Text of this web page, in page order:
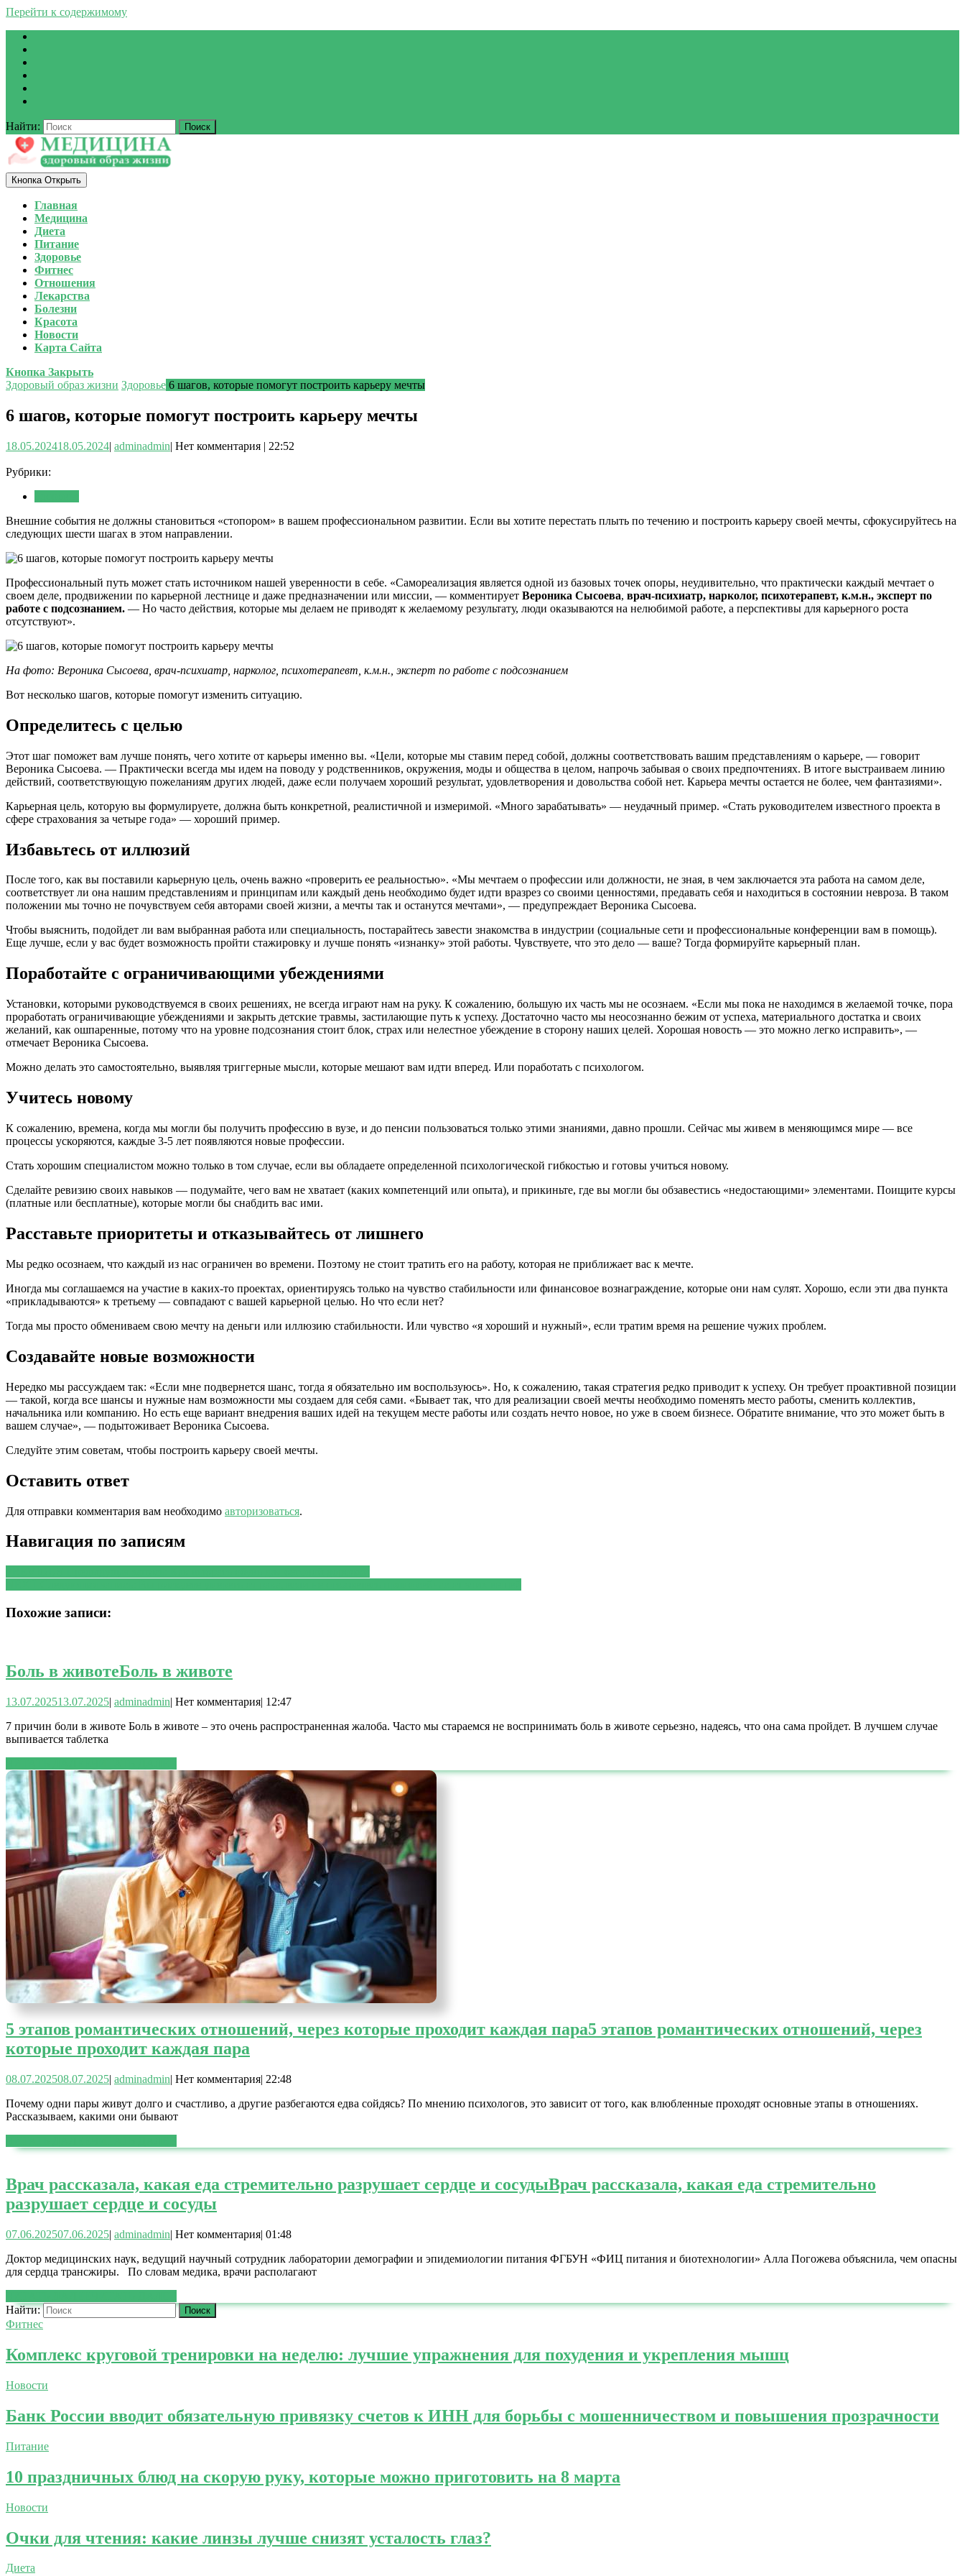
Перейти к содержимому
Найти:
Кнопка Открыть
Главная
Медицина
Диета
Питание
Здоровье
Фитнес
Отношения
Лекарства
Болезни
Красота
Новости
Карта Сайта
Кнопка Закрыть
Здоровый образ жизни Здоровье 6 шагов, которые помогут построить карьеру мечты
6 шагов, которые помогут построить карьеру мечты
18.05.202418.05.2024| adminadmin| Нет комментария | 22:52
Рубрики:
Внешние события не должны становиться «стопором» в вашем профессиональном развитии. Если вы хотите перестать плыть по течению и построить карьеру своей мечты, сфокусируйтесь на
следующих шести шагах в этом направлении.
Профессиональный путь может стать источником нашей уверенности в себе. «Самореализация является одной из базовых точек опоры, неудивительно, что практически каждый мечтает о
своем деле, продвижении по карьерной лестнице и даже предназначении или миссии, — комментирует Вероника Сысоева, врач-психиатр, нарколог, психотерапевт, к.м.н., эксперт по
работе с подсознанием. — Но часто действия, которые мы делаем не приводят к желаемому результату, люди оказываются на нелюбимой работе, а перспективы для карьерного роста
отсутствуют».
На фото: Вероника Сысоева, врач-психиатр, нарколог, психотерапевт, к.м.н., эксперт по работе с подсознанием
Вот несколько шагов, которые помогут изменить ситуацию.
Определитесь с целью
Этот шаг поможет вам лучше понять, чего хотите от карьеры именно вы. «Цели, которые мы ставим перед собой, должны соответствовать вашим представлениям о карьере, — говорит
Вероника Сысоева. — Практически всегда мы идем на поводу у родственников, окружения, моды и общества в целом, напрочь забывая о своих предпочтениях. В итоге выстраиваем линию
действий, соответствующую пожеланиям других людей, даже если получаем хороший результат, удовлетворения и довольства собой нет. Карьера мечты остается не более, чем фантазиями».
Карьерная цель, которую вы формулируете, должна быть конкретной, реалистичной и измеримой. «Много зарабатывать» — неудачный пример. «Стать руководителем известного проекта в
сфере страхования за четыре года» — хороший пример.
Избавьтесь от иллюзий
После того, как вы поставили карьерную цель, очень важно «проверить ее реальностью». «Мы мечтаем о профессии или должности, не зная, в чем заключается эта работа на самом деле,
соответствует ли она нашим представлениям и принципам или каждый день необходимо будет идти вразрез со своими ценностями, предавать себя и находиться в состоянии невроза. В таком
положении мы точно не почувствуем себя авторами своей жизни, а мечты так и останутся мечтами», — предупреждает Вероника Сысоева.
Чтобы выяснить, подойдет ли вам выбранная работа или специальность, постарайтесь завести знакомства в индустрии (социальные сети и профессиональные конференции вам в помощь).
Еще лучше, если у вас будет возможность пройти стажировку и лучше понять «изнанку» этой работы. Чувствуете, что это дело — ваше? Тогда формируйте карьерный план.
Поработайте с ограничивающими убеждениями
Установки, которыми руководствуемся в своих решениях, не всегда играют нам на руку. К сожалению, большую их часть мы не осознаем. «Если мы пока не находимся в желаемой точке, пора
проработать ограничивающие убеждениями и закрыть детские травмы, застилающие путь к успеху. Достаточно часто мы неосознанно бежим от успеха, материального достатка и своих
желаний, как ошпаренные, потому что на уровне подсознания стоит блок, страх или нелестное убеждение в сторону наших целей. Хорошая новость — это можно легко исправить», —
отмечает Вероника Сысоева.
Можно делать это самостоятельно, выявляя триггерные мысли, которые мешают вам идти вперед. Или поработать с психологом.
Учитесь новому
К сожалению, времена, когда мы могли бы получить профессию в вузе, и до пенсии пользоваться только этими знаниями, давно прошли. Сейчас мы живем в меняющимся мире — все
процессы ускоряются, каждые 3-5 лет появляются новые профессии.
Стать хорошим специалистом можно только в том случае, если вы обладаете определенной психологической гибкостью и готовы учиться новому.
Сделайте ревизию своих навыков — подумайте, чего вам не хватает (каких компетенций или опыта), и прикиньте, где вы могли бы обзавестись «недостающими» элементами. Поищите курсы
(платные или бесплатные), которые могли бы снабдить вас ими.
Расставьте приоритеты и отказывайтесь от лишнего
Мы редко осознаем, что каждый из нас ограничен во времени. Поэтому не стоит тратить его на работу, которая не приближает вас к мечте.
Иногда мы соглашаемся на участие в каких-то проектах, ориентируясь только на чувство стабильности или финансовое вознаграждение, которые они нам сулят. Хорошо, если эти два пункта
«прикладываются» к третьему — совпадают с вашей карьерной целью. Но что если нет?
Тогда мы просто обмениваем свою мечту на деньги или иллюзию стабильности. Или чувство «я хороший и нужный», если тратим время на решение чужих проблем.
Создавайте новые возможности
Нередко мы рассуждаем так: «Если мне подвернется шанс, тогда я обязательно им воспользуюсь». Но, к сожалению, такая стратегия редко приводит к успеху. Он требует проактивной позиции
— такой, когда все шансы и нужные нам возможности мы создаем для себя сами. «Бывает так, что для реализации своей мечты необходимо поменять место работы, сменить коллектив,
начальника или компанию. Но есть еще вариант внедрения ваших идей на текущем месте работы или создать нечто новое, но уже в своем бизнесе. Обратите внимание, что это может быть в
вашем случае», — подытоживает Вероника Сысоева.
Следуйте этим советам, чтобы построить карьеру своей мечты.
Оставить ответ
Для отправки комментария вам необходимо авторизоваться.
Навигация по записям
Похожие записи:
Боль в животеБоль в животе
13.07.202513.07.2025| adminadmin| Нет комментария| 12:47
7 причин боли в животе Боль в животе – это очень распространенная жалоба. Часто мы стараемся не воспринимать боль в животе серьезно, надеясь, что она сама пройдет. В лучшем случае
выпивается таблетка
5 этапов романтических отношений, через которые проходит каждая пара5 этапов романтических отношений, через
которые проходит каждая пара
08.07.202508.07.2025| adminadmin| Нет комментария| 22:48
Почему одни пары живут долго и счастливо, а другие разбегаются едва сойдясь? По мнению психологов, это зависит от того, как влюбленные проходят основные этапы в отношениях.
Рассказываем, какими они бывают
Врач рассказала, какая еда стремительно разрушает сердце и сосудыВрач рассказала, какая еда стремительно
разрушает сердце и сосуды
07.06.202507.06.2025| adminadmin| Нет комментария| 01:48
Доктор медицинских наук, ведущий научный сотрудник лаборатории демографии и эпидемиологии питания ФГБУН «ФИЦ питания и биотехнологии» Алла Погожева объяснила, чем опасны
для сердца трансжиры. По словам медика, врачи располагают
Найти:
Фитнес
Комплекс круговой тренировки на неделю: лучшие упражнения для похудения и укрепления мышц
Новости
Банк России вводит обязательную привязку счетов к ИНН для борьбы с мошенничеством и повышения прозрачности
Питание
10 праздничных блюд на скорую руку, которые можно приготовить на 8 марта
Новости
Очки для чтения: какие линзы лучше снизят усталость глаз?
Диета